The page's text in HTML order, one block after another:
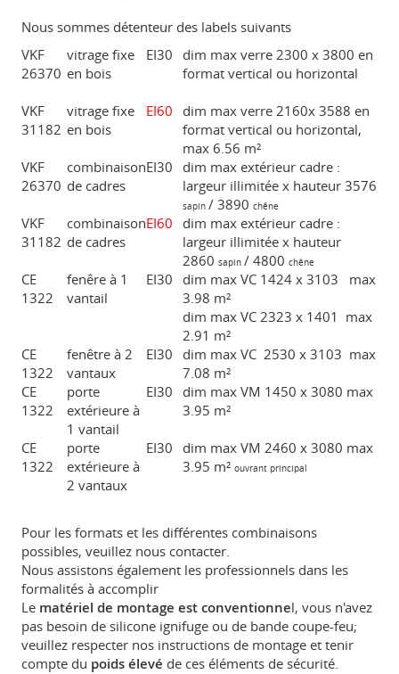
Nous sommes détenteur des labels suivants
VKF
26370
vitrage fixe
en bois
EI30
dim max verre 2300 x 3800 en
format vertical ou horizontal
VKF
31182
vitrage fixe
en bois
EI60
dim max verre 2160x 3588 en
format vertical ou horizontal,
max 6.56 m²
VKF
26370
combinaison
de cadres
EI30
dim max extérieur cadre :
largeur illimitée x hauteur 3576
sapin / 3890 chêne
VKF
31182
combinaison
de cadres
EI60
dim max extérieur cadre :
largeur illimitée x hauteur
2860 sapin / 4800 chêne
CE
1322
fenêre à 1
vantail
EI30
dim max VC 1424 x 3103 max
3.98 m²
dim max VC 2323 x 1401 max
2.91 m²
CE
1322
fenêtre à 2
vantaux
EI30
dim max VC 2530 x 3103 max
7.08 m²
CE
1322
porte
extérieure à
1 vantail
EI30
dim max VM 1450 x 3080 max
3.95 m²
CE
1322
porte
extérieure à
2 vantaux
EI30
dim max VM 2460 x 3080 max
3.95 m² ouvrant principal
Pour les formats et les différentes combinaisons
possibles, veuillez nous contacter.
Nous assistons également les professionnels dans les
formalités à accomplir
Le matériel de montage est conventionnel, vous n'avez
pas besoin de silicone ignifuge ou de bande coupe-feu;
veuillez respecter nos instructions de montage et tenir
compte du poids élevé de ces éléments de sécurité.